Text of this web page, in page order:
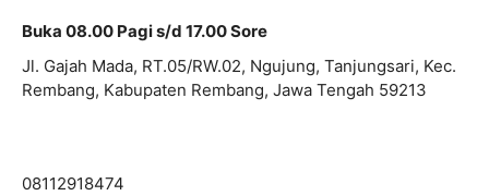
Buka 08.00 Pagi s/d 17.00 Sore
Jl. Gajah Mada, RT.05/RW.02, Ngujung, Tanjungsari, Kec.
Rembang, Kabupaten Rembang, Jawa Tengah 59213
08112918474